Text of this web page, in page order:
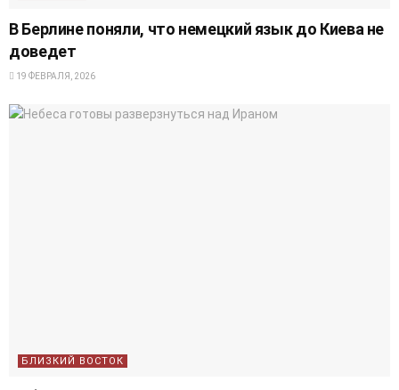
В Берлине поняли, что немецкий язык до Киева не
доведет
19 ФЕВРАЛЯ, 2026
БЛИЗКИЙ ВОСТОК